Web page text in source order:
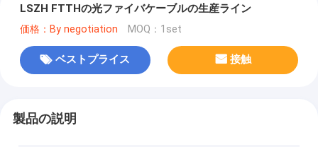
LSZH FTTHの光ファイバケーブルの生産ライン
価格：By negotiation MOQ：1set
ベストプライス 接触
製品の説明